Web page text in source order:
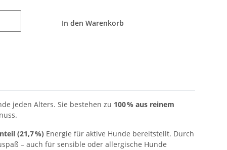
In den Warenkorb
jeden Alters. Sie bestehen zu 100 % aus reinem
(21,7 %) Energie für aktive Hunde bereitstellt. Durch
– auch für sensible oder allergische Hunde